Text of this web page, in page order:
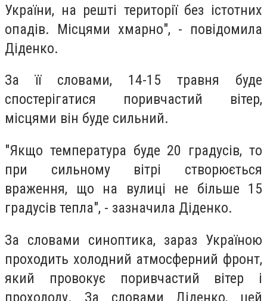
України, на решті території без істотних
опадів. Місцями хмарно", - повідомила
Діденко.
За її словами, 14-15 травня буде
спостерігатися поривчастий вітер,
місцями він буде сильний.
"Якщо температура буде 20 градусів, то
при сильному вітрі створюється
враження, що на вулиці не більше 15
градусів тепла", - зазначила Діденко.
За словами синоптика, зараз Україною
проходить холодний атмосферний фронт,
який провокує поривчастий вітер і
прохолоду. За словами Діденко, цей